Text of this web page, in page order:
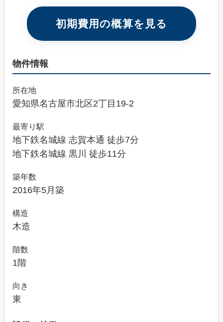
初期費用の概算を見る
物件情報
所在地
愛知県名古屋市北区2丁目19-2
最寄り駅
地下鉄名城線 志賀本通 徒歩7分
地下鉄名城線 黒川 徒歩11分
築年数
2016年5月築
構造
木造
階数
1階
向き
東